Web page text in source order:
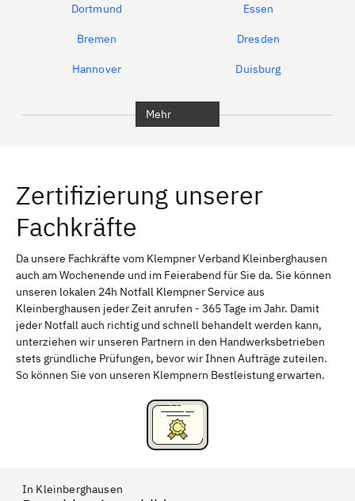
Dortmund Essen
Bremen Dresden
Hannover Duisburg
Erlangen Bamberg
Bayreuth
Schweinfurt Passau
Freising Rudelsdorf, Mittelfranken
Mehr
Zertifizierung unserer
Fachkräfte
Da unsere Fachkräfte vom Klempner Verband Kleinberghausen
auch am Wochenende und im Feierabend für Sie da. Sie können
unseren lokalen 24h Notfall Klempner Service aus
Kleinberghausen jeder Zeit anrufen - 365 Tage im Jahr. Damit
jeder Notfall auch richtig und schnell behandelt werden kann,
unterziehen wir unseren Partnern in den Handwerksbetrieben
stets gründliche Prüfungen, bevor wir Ihnen Aufträge zuteilen.
So können Sie von unseren Klempnern Bestleistung erwarten.
In Kleinberghausen